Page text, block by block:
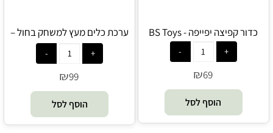
כדור קפיצה יפייפה - BS Toys
₪69
הוסף לסל
ערכת כלים מעץ למשחק בחול –
סמיילי, גלידה וכוכב - BS Toys
₪99
הוסף לסל